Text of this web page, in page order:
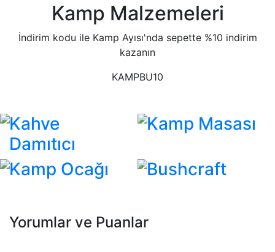
Kamp Malzemeleri
İndirim kodu ile Kamp Ayısı'nda sepette %10 indirim
kazanın
KAMPBU10
Kahve
Damıtıcı
Kamp Masası
Kamp Ocağı Bushcraft
Yorumlar ve Puanlar